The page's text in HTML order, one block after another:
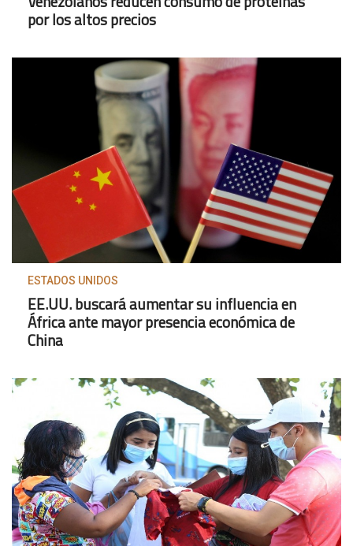
por los altos precios
ESTADOS UNIDOS
EE.UU. buscará aumentar su influencia en
África ante mayor presencia económica de
China